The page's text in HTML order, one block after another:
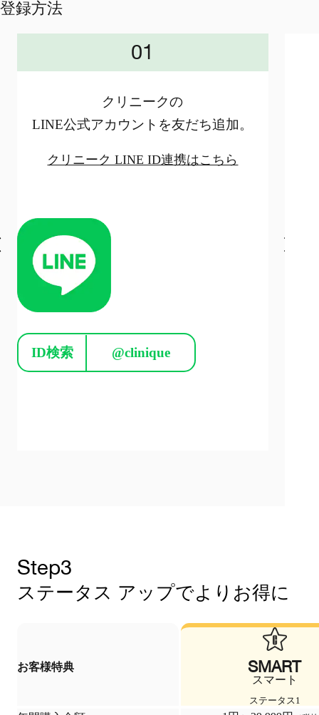
登録方法
01
クリニークの
LINE公式アカウントを友だち追加。
クリニーク LINE ID連携はこちら
ID検索 @clinique
Step3
ステータス アップでよりお得に
お客様特典 SMART
スマート
ステータス1